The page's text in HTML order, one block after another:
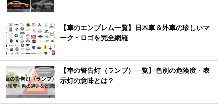
【車のエンブレム一覧】日本車＆外車の珍しいマ
ーク・ロゴを完全網羅
【車の警告灯（ランプ）一覧】色別の危険度・表
示灯の意味とは？